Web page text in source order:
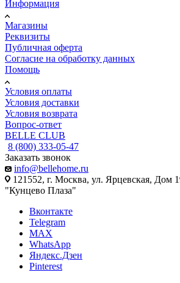
Информация
Магазины
Реквизиты
Публичная оферта
Согласие на обработку данных
Помощь
Условия оплаты
Условия доставки
Условия возврата
Вопрос-ответ
BELLE CLUB
8 (800) 333-05-47
Заказать звонок
info@bellehome.ru
121552, г. Москва, ул. Ярцевская, Дом
"Кунцево Плаза"
Вконтакте
Telegram
MAX
WhatsApp
Яндекс.Дзен
Pinterest